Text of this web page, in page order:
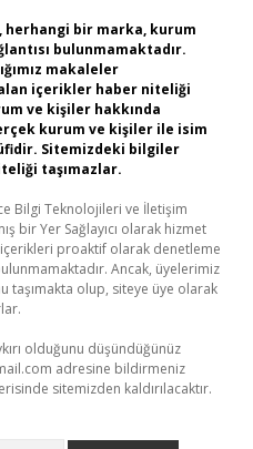
bir marka, kurum
bulunmamaktadır.
makaleler
içerikler haber niteliği
ve kişiler hakkında
kurum ve kişiler ile isim
Sitemizdeki bilgiler
taşımazlar.
Bilgi Teknolojileri ve İletişim
bir Yer Sağlayıcı olarak hizmet
proaktif olarak denetleme
Ancak, üyelerimiz
taşımakta olup, siteye üye olarak
olduğunu düşündüğünüz
adresine bildirmeniz
sitemizden kaldırılacaktır.